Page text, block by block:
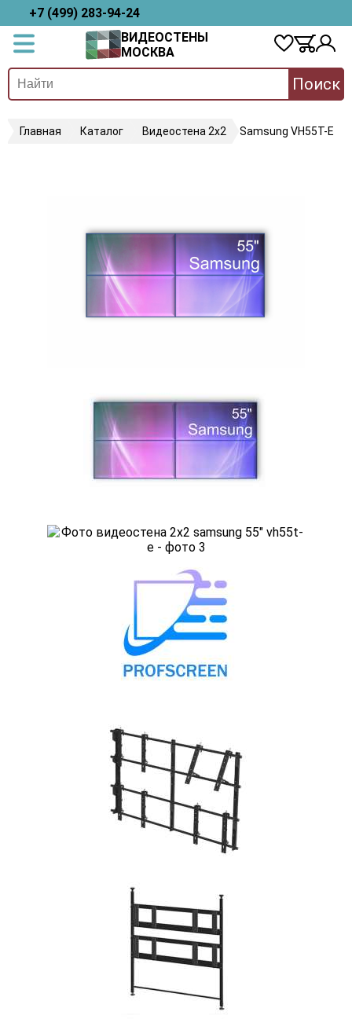
+7 (499) 283-94-24
ВИДЕОСТЕНЫ
МОСКВА
Поиск
Главная Каталог Видеостена 2x2 Samsung VH55T-E